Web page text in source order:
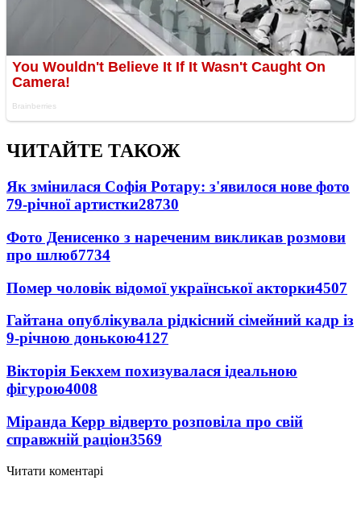
ЧИТАЙТЕ ТАКОЖ
Як змінилася Софія Ротару: з'явилося нове фото
79-річної артистки28730
Фото Денисенко з нареченим викликав розмови
про шлюб7734
Помер чоловік відомої української акторки4507
Гайтана опублікувала рідкісний сімейний кадр із
9-річною донькою4127
Вікторія Бекхем похизувалася ідеальною
фігурою4008
Міранда Керр відверто розповіла про свій
справжній раціон3569
Читати коментарі